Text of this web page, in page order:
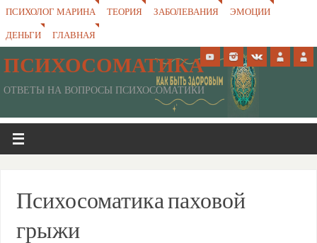
ПСИХОЛОГ МАРИНА ТЕОРИЯ ЗАБОЛЕВАНИЯ
ЭМОЦИИ
ДЕНЬГИ
ГЛАВНАЯ
ПСИХОСОМАТИКА
ОТВЕТЫ НА ВОПРОСЫ ПСИХОСОМАТИКИ
Психосоматика паховой
грыжи